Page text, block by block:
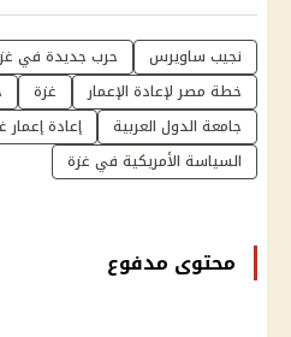
نجيب ساويرس حرب جديدة في
خطة مصر لإعادة الإعمار
غزة
جامعة الدول العربية
إعادة إعمار
السياسة الأمريكية في غزة
محتوى مدفوع